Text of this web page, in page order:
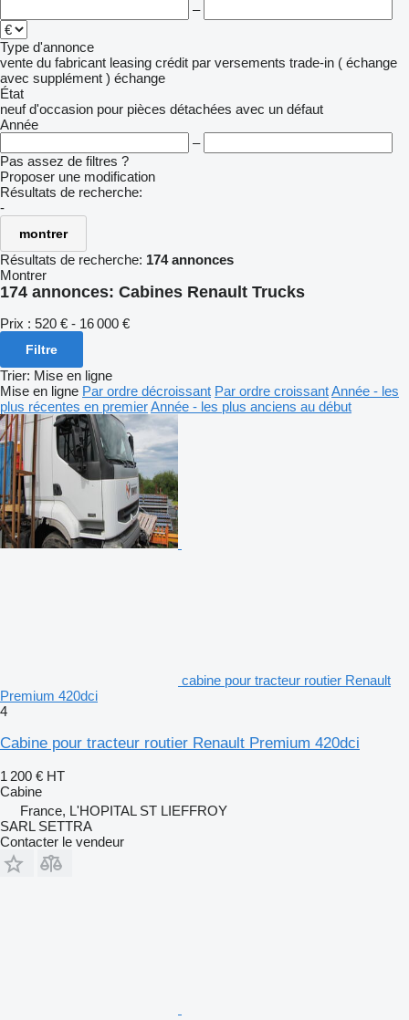
–
Type d'annonce
vente du fabricant leasing crédit par versements trade-in ( échange
avec supplément ) échange
État
neuf d'occasion pour pièces détachées avec un défaut
Année
–
Pas assez de filtres ?
Proposer une modification
Résultats de recherche:
-
montrer
Résultats de recherche: 174 annonces
Montrer
174 annonces: Cabines Renault Trucks
Prix : 520 € - 16 000 €
Filtre
Trier: Mise en ligne
Mise en ligne Par ordre décroissant Par ordre croissantAnnée - les
plus récentes en premierAnnée - les plus anciens au début
cabine pour tracteur routier Renault
Premium 420dci
4
Cabine pour tracteur routier Renault Premium 420dci
1 200 € HT
Cabine
France, L'HOPITAL ST LIEFFROY
SARL SETTRA
Contacter le vendeur